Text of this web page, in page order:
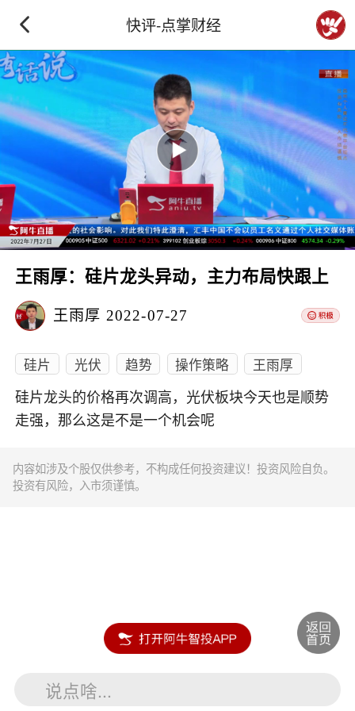
快评-点掌财经
王雨厚：硅片龙头异动，主力布局快跟上
王雨厚 2022-07-27
硅片 光伏 趋势 操作策略 王雨厚
硅片龙头的价格再次调高，光伏板块今天也是顺势
走强，那么这是不是一个机会呢
内容如涉及个股仅供参考，不构成任何投资建议！投资风险自负。
投资有风险，入市须谨慎。
说点啥...